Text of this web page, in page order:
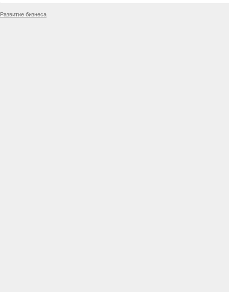
Развитие бизнеса